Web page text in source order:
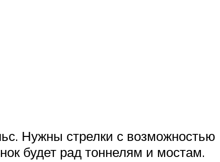
Нужны стрелки с возможностью
будет рад тоннелям и мостам.